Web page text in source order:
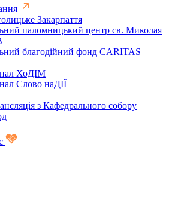
Закарпаття
паломницький центр св. Миколая
благодійний фонд CARITAS
ХоДІМ
Слово наДІЇ
з Кафедрального собору